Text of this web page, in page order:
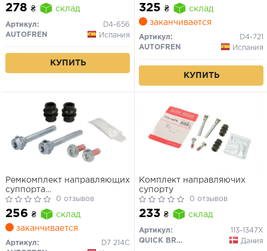
278 ₴ склад
Артикул:
D4-656
AUTOFREN
Испания
КУПИТЬ
325 ₴
склад
заканчивается
Артикул:
D4-721
AUTOFREN
Испания
КУПИТЬ
Ремкомплект направляющих
суппорта
Kangoo/Passat/Golf/Trafic/Vivaro/A6
01-
0 отзывов
256 ₴
склад
заканчивается
Артикул:
D7 214C
Комплект направляючих
супорту
0 отзывов
233 ₴ склад
Артикул:
113-1347X
QUICK BRAKE
Дания